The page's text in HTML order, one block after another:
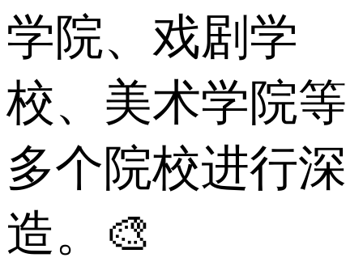
学院、戏剧学
校、美术学院等
多个院校进行深
造。🎨